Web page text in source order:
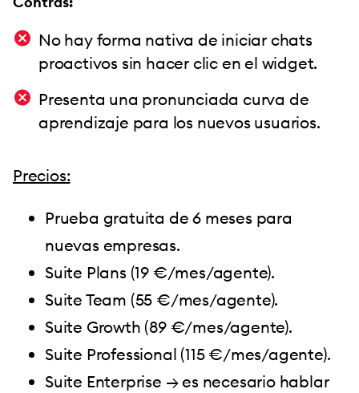
No hay forma nativa de iniciar chats
proactivos sin hacer clic en el widget.
Presenta una pronunciada curva de
aprendizaje para los nuevos usuarios.
Precios:
Prueba gratuita de 6 meses para
nuevas empresas.
Suite Plans (19 €/mes/agente).
Suite Team (55 €/mes/agente).
Suite Growth (89 €/mes/agente).
Suite Professional (115 €/mes/agente).
Suite Enterprise → es necesario hablar